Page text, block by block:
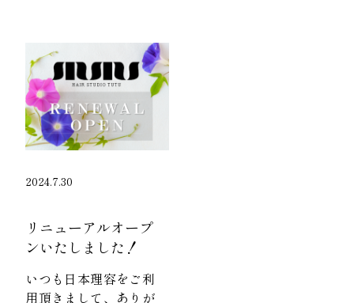
2024.7.30
リニューアルオープ
ンいたしました！
いつも日本理容をご利
用頂きまして、ありが